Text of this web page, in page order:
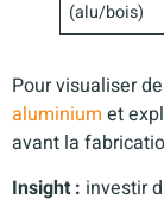
(alu/bois)
Pour visualiser
aluminium et
avant la
Insight : investir